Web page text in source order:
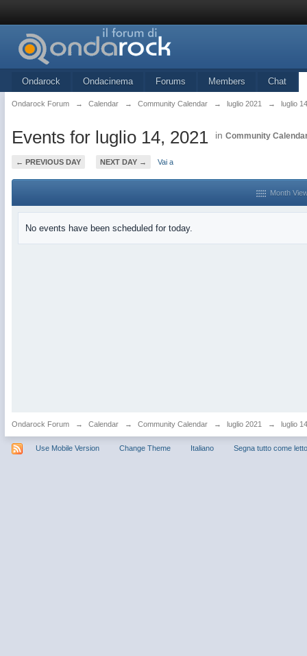
Ondarock Ondacinema Forums Members Chat
Ondarock Forum → Calendar → Community Calendar → luglio 2021 → luglio
Events for luglio 14, 2021 in Community
← PREVIOUS DAY NEXT DAY → Vai a
Month
No events have been scheduled for today.
Ondarock Forum → Calendar → Community Calendar → luglio 2021 → luglio
Use Mobile Version Change Theme Italiano Segna tutto come letto